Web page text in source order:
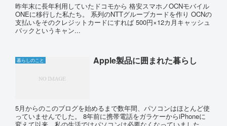
昨年末に長年利用していたドコモから 格安スマホノOCNモバイル
ONEに移行した私たち。 系列のNTTグループカードを作り OCNの
支払いをそのクレジットカードにすれば 500円×12カ月キャッシュ
バックというキャン...
暮らしのこと Apple製品に囲まれた暮らし
5月からのこのブログを始めるまで数年間、パソコンはほとんど使
っていませんでした。 8年前に携帯電話をガラケーからiPhoneに